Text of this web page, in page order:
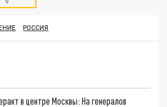
РОССИЯ
в центре Москвы: На генералов